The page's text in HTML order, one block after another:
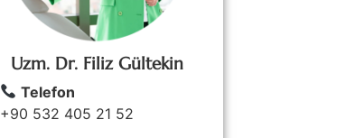
Uzm. Dr. Filiz Gültekin
Telefon
+90 532 405 21 52